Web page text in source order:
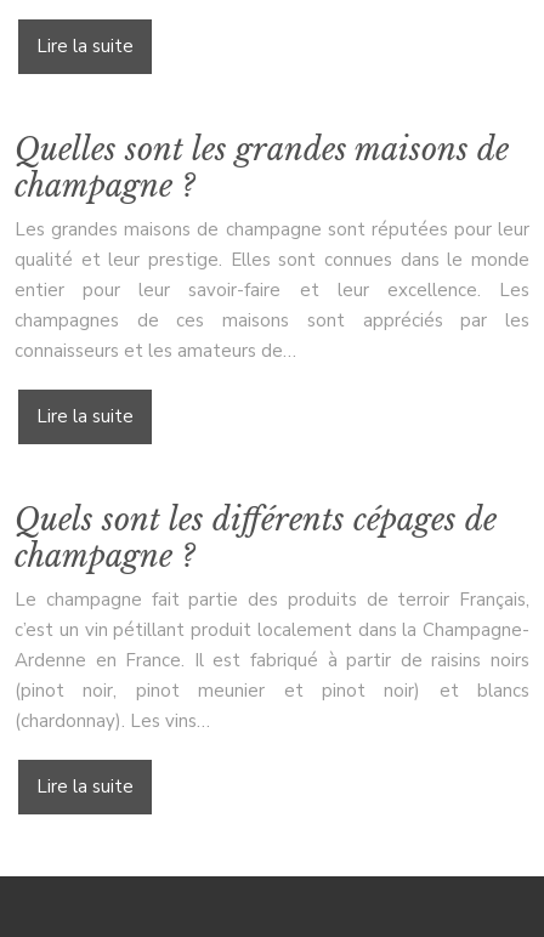
Lire la suite
Quelles sont les grandes maisons de
champagne ?
Les grandes maisons de champagne sont réputées pour leur
qualité et leur prestige. Elles sont connues dans le monde
entier pour leur savoir-faire et leur excellence. Les
champagnes de ces maisons sont appréciés par les
connaisseurs et les amateurs de…
Lire la suite
Quels sont les différents cépages de
champagne ?
Le champagne fait partie des produits de terroir Français,
c’est un vin pétillant produit localement dans la Champagne-
Ardenne en France. Il est fabriqué à partir de raisins noirs
(pinot noir, pinot meunier et pinot noir) et blancs
(chardonnay). Les vins…
Lire la suite